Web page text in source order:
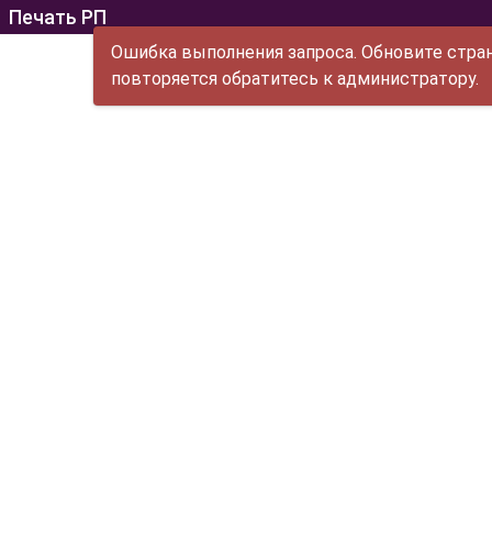
Печать РП
Ошибка выполнения запроса. Обновите
повторяется обратитесь к администратору.